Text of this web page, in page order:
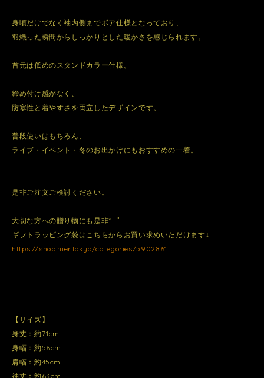
身頃だけでなく袖内側までボア仕様となっており、
羽織った瞬間からしっかりとした暖かさを感じられます。
首元は低めのスタンドカラー仕様。
締め付け感がなく、
防寒性と着やすさを両立したデザインです。
普段使いはもちろん、
ライブ・イベント・冬のお出かけにもおすすめの一着。
是非ご注文ご検討ください。
大切な方への贈り物にも是非*.+ﾟ
ギフトラッピング袋はこちらからお買い求めいただけます↓
https://shop.nier.tokyo/categories/5902861
【サイズ】
身丈：約71cm
身幅：約56cm
肩幅：約45cm
袖丈：約63cm